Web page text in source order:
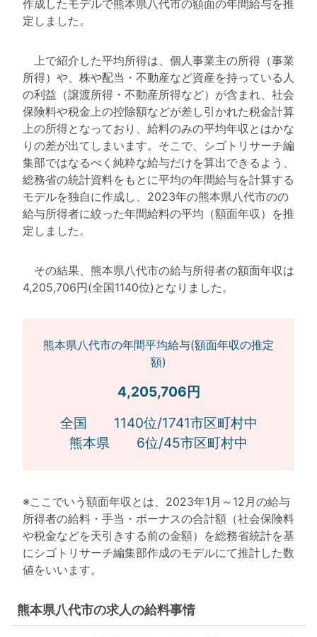
作成したモデルで熊本県八代市の額面の年間給与を推
定しました。
上で紹介した平均所得は、個人事業主の所得（事業
所得）や、株や配当・不動産など資産を持っている人
の利益（譲渡所得・不動産所得など）が含まれ、社会
保険料や税金上の控除額などが差し引かれた税金計算
上の所得となっており、給料のみの平均年収とはかな
りの差が出てしまいます。そこで、シゴトリサーチ編
集部ではなるべく純粋な給与だけを算出できるよう、
総務省の統計資料をもとに平均の年間給与を計算する
モデルを独自に作成し、2023年の熊本県八代市のの
給与所得者に絞った年間給料の平均（額面年収）を推
定しました。
その結果、熊本県八代市の給与所得者の額面年収は
4,205,706円(全国1140位)となりました。
熊本県八代市の年間平均給与(額面年収の推定
額)
4,205,706円
全国 1140位/1741市区町村中
熊本県 6位/45市区町村中
※ここでいう額面年収とは、2023年1月～12月の給与
所得者の給料・手当・ボーナスの合計額（社会保険料
や税金などを天引きする前の金額）を総務省統計を基
にシゴトリサーチ編集部作成のモデルにて推計した数
値をいいます。
熊本県八代市の求人の給料事情